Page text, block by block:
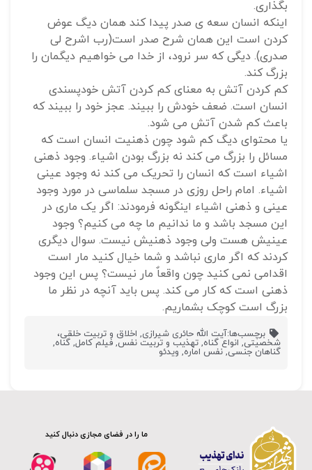
بگذاری.
اینکه انسان سعه ی صدر پیدا کند همان دیگ عوض
کردن است این همان شرح صدر است(رب اشرح لی
صدری). دیگی که سر نرود، از خدا می خواهیم دیگمان را
بزرگ کند.
کم کردن آتش به معنای کم کردن آتش خودپسندی
انسان است. ضعف خودش را ببیند. عجز خود را ببیند که
باعث کم شدن آتش می شود.
یا محتوای دیگ کم شود چون ذهنیت انسان است که
مسائل را بزرگ می کند نه بزرگ بودن اشیاء. وجود ذهنی
اشیاء است که انسان را تحریک می کند نه وجود عینی
اشیاء. امام راحل روزی در مسجد سلماسی در مورد وجود
عینی و ذهنی اشیاء اینگونه فرمودند: اگر یک ماری در
این مسجد باشد و ما ندانیم ما چه می کنیم؟ وجود
عینیش هست ولی وجود ذهنیش نیست. سوال دیگری
کردند که اگر ماری نباشد و شما خیال کنید مار است
اقدامی نمی کنید چون واقعاٌ مار نیست؟ پس این وجود
ذهنی است که کار می کند. پس باید آنچه در نظر ما
بزرگ است کوچک بشماریم.
برچسب‌ها:آیت الله حائری شیرازی, اخلاق و تربیت خلقی،
شخصیتی, انواع گناه, تهذیب و تربیت نفس, فیلم کامل, گناه,
گناهان جنسی,نفس اماره, ویدئو
ما را در فضای مجازی دنبال کنید